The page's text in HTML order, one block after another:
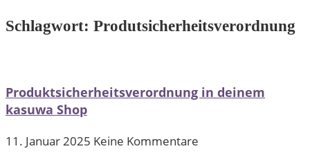
Schlagwort: Produtsicherheitsverordnung
Produktsicherheitsverordnung in deinem
kasuwa Shop
11. Januar 2025 Keine Kommentare